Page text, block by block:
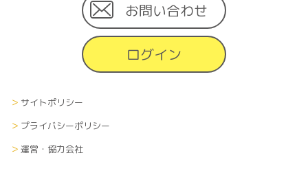
お問い合わせ
ログイン
サイトポリシー
プライバシーポリシー
運営・協力会社